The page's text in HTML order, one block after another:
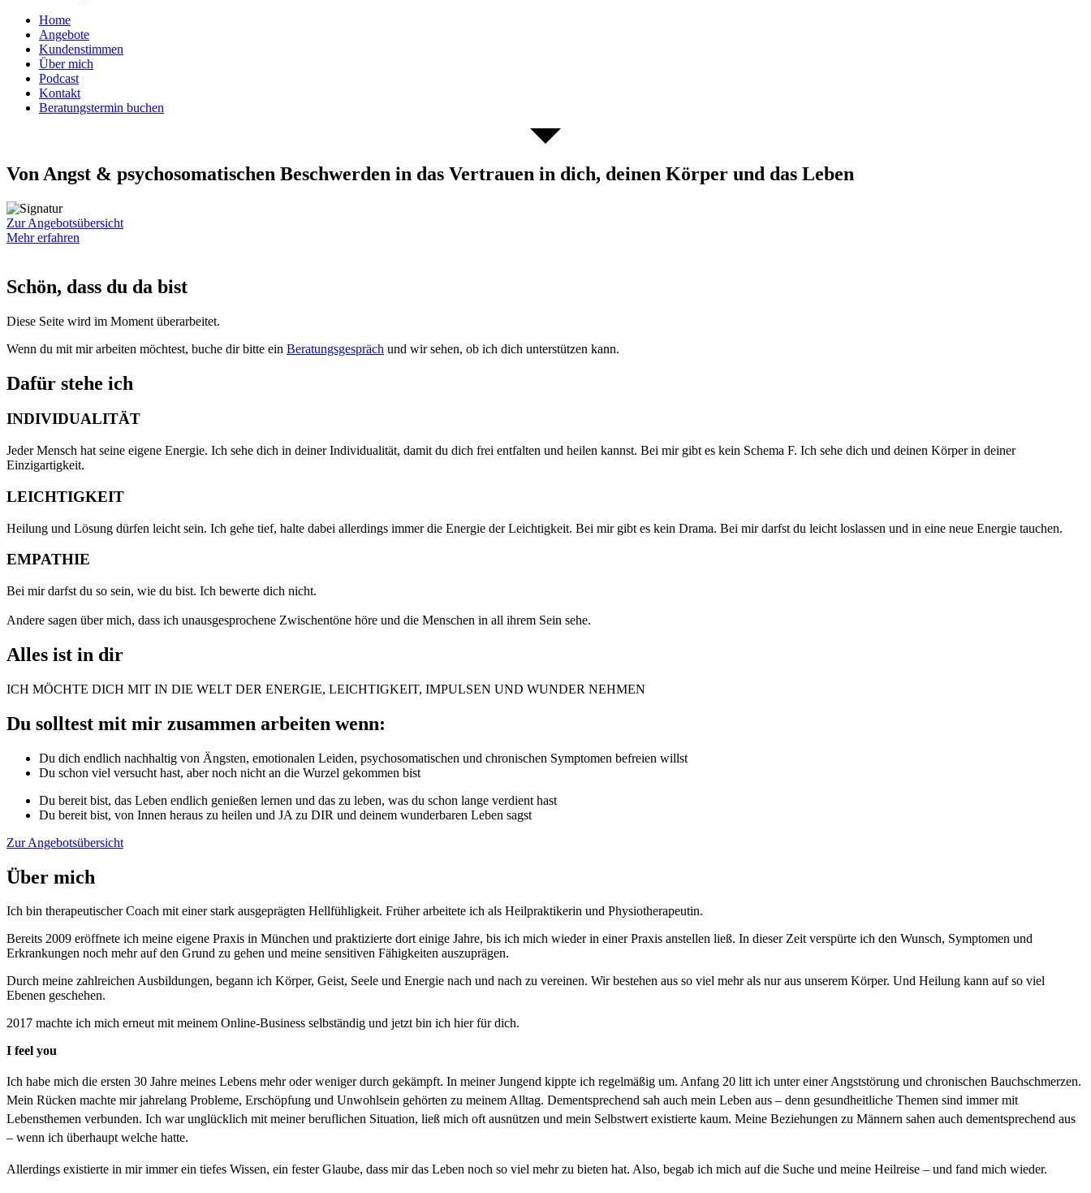
Home
Angebote
Kundenstimmen
Über mich
Podcast
Kontakt
Beratungstermin buchen
Von Angst & psychosomatischen Beschwerden in das Vertrauen in dich, deinen Körper und das Leben
Zur Angebotsübersicht
Mehr erfahren
Schön, dass du da bist
Diese Seite wird im Moment überarbeitet.
Wenn du mit mir arbeiten möchtest, buche dir bitte ein Beratungsgespräch und wir sehen, ob ich dich unterstützen kann.
Dafür stehe ich
INDIVIDUALITÄT
Jeder Mensch hat seine eigene Energie. Ich sehe dich in deiner Individualität, damit du dich frei entfalten und heilen kannst. Bei mir gibt es kein Schema F. Ich sehe dich und deinen Körper in deiner
Einzigartigkeit.
LEICHTIGKEIT
Heilung und Lösung dürfen leicht sein. Ich gehe tief, halte dabei allerdings immer die Energie der Leichtigkeit. Bei mir gibt es kein Drama. Bei mir darfst du leicht loslassen und in eine neue Energie tauchen.
EMPATHIE
Bei mir darfst du so sein, wie du bist. Ich bewerte dich nicht.
Andere sagen über mich, dass ich unausgesprochene Zwischentöne höre und die Menschen in all ihrem Sein sehe.
Alles ist in dir
ICH MÖCHTE DICH MIT IN DIE WELT DER ENERGIE, LEICHTIGKEIT, IMPULSEN UND WUNDER NEHMEN
Du solltest mit mir zusammen arbeiten wenn:
Du dich endlich nachhaltig von Ängsten, emotionalen Leiden, psychosomatischen und chronischen Symptomen befreien willst
Du schon viel versucht hast, aber noch nicht an die Wurzel gekommen bist
Du bereit bist, das Leben endlich genießen lernen und das zu leben, was du schon lange verdient hast
Du bereit bist, von Innen heraus zu heilen und JA zu DIR und deinem wunderbaren Leben sagst
Zur Angebotsübersicht
Über mich
Ich bin therapeutischer Coach mit einer stark ausgeprägten Hellfühligkeit. Früher arbeitete ich als Heilpraktikerin und Physiotherapeutin.
Bereits 2009 eröffnete ich meine eigene Praxis in München und praktizierte dort einige Jahre, bis ich mich wieder in einer Praxis anstellen ließ. In dieser Zeit verspürte ich den Wunsch, Symptomen und
Erkrankungen noch mehr auf den Grund zu gehen und meine sensitiven Fähigkeiten auszuprägen.
Durch meine zahlreichen Ausbildungen, begann ich Körper, Geist, Seele und Energie nach und nach zu vereinen. Wir bestehen aus so viel mehr als nur aus unserem Körper. Und Heilung kann auf so viel
Ebenen geschehen.
2017 machte ich mich erneut mit meinem Online-Business selbständig und jetzt bin ich hier für dich.
I feel you
Ich habe mich die ersten 30 Jahre meines Lebens mehr oder weniger durch gekämpft. In meiner Jungend kippte ich regelmäßig um. Anfang 20 litt ich unter einer Angststörung und chronischen Bauchschmerzen.
Mein Rücken machte mir jahrelang Probleme, Erschöpfung und Unwohlsein gehörten zu meinem Alltag. Dementsprechend sah auch mein Leben aus – denn gesundheitliche Themen sind immer mit
Lebensthemen verbunden. Ich war unglücklich mit meiner beruflichen Situation, ließ mich oft ausnützen und mein Selbstwert existierte kaum. Meine Beziehungen zu Männern sahen auch dementsprechend aus
– wenn ich überhaupt welche hatte.
Allerdings existierte in mir immer ein tiefes Wissen, ein fester Glaube, dass mir das Leben noch so viel mehr zu bieten hat. Also, begab ich mich auf die Suche und meine Heilreise – und fand mich wieder.